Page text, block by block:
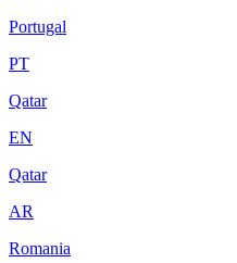
Portugal
PT
Qatar
EN
Qatar
AR
Romania